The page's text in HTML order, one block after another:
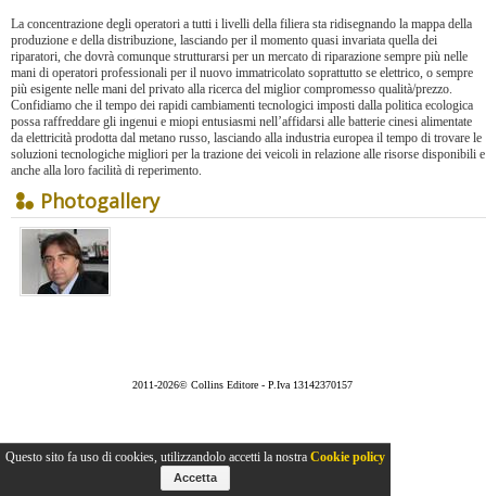
La concentrazione degli operatori a tutti i livelli della filiera sta ridisegnando la mappa della
produzione e della distribuzione, lasciando per il momento quasi invariata quella dei
riparatori, che dovrà comunque strutturarsi per un mercato di riparazione sempre più nelle
mani di operatori professionali per il nuovo immatricolato soprattutto se elettrico, o sempre
più esigente nelle mani del privato alla ricerca del miglior compromesso qualità/prezzo.
Confidiamo che il tempo dei rapidi cambiamenti tecnologici imposti dalla politica ecologica
possa raffreddare gli ingenui e miopi entusiasmi nell’affidarsi alle batterie cinesi alimentate
da elettricità prodotta dal metano russo, lasciando alla industria europea il tempo di trovare le
soluzioni tecnologiche migliori per la trazione dei veicoli in relazione alle risorse disponibili e
anche alla loro facilità di reperimento.
Photogallery
2011-2026© Collins Editore - P.Iva 13142370157
Questo sito fa uso di cookies, utilizzandolo accetti la nostra Cookie policy
Accetta